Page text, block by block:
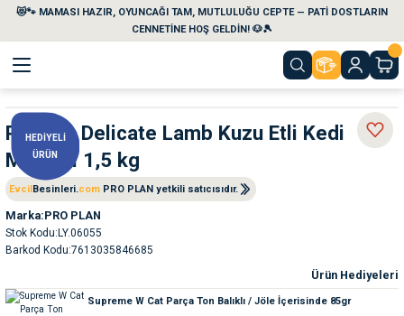
😻🐾 MAMASI HAZIR, OYUNCAĞI TAM, MUTLULUĞU CEPTE — PATİ DOSTLARIN
CENNETİNE HOŞ GELDİN! 🐶🎾
Geri Dön
Geri Dön
Temizlik Ürünleri
Geri Dön
Geri Dön
Geri Dön
Geri Dön
HEDİYELİ
ÜRÜN
Proplan Delicate Lamb Kuzu Etli Kedi
Maması 1,5 kg
EvcilBesinleri.com PRO PLAN yetkili satıcısıdır.
Marka PRO PLAN
Stok Kodu LY.06055
Barkod Kodu 7613035846685
Ürün Hediyeleri
Supreme W Cat Parça Ton Balıklı / Jöle İçerisinde 85gr